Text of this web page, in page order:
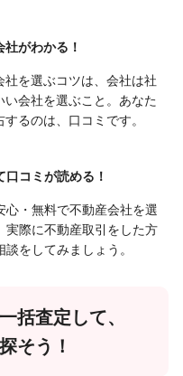
社がわかる！
社を選ぶコツは、会社は社
い会社を選ぶこと。あなた
るのは、口コミです。
口コミが読める！
心・無料で不動産会社を選
実際に不動産取引をした方
をしてみましょう。
括査定して、
そう！